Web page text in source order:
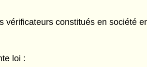
constitués en société
loi :